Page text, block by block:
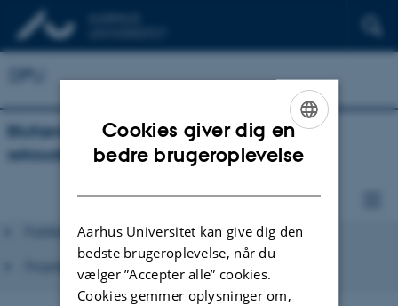
Blufærdighed og nydelse – modstand i
seksualundervisningen
Publikationer
Projektbeskrivelse
ENGLISH
Cookies giver dig en
bedre brugeroplevelse
Aarhus Universitet kan give dig den
bedste brugeroplevelse, når du
vælger ”Accepter alle” cookies.
Cookies gemmer oplysninger om,